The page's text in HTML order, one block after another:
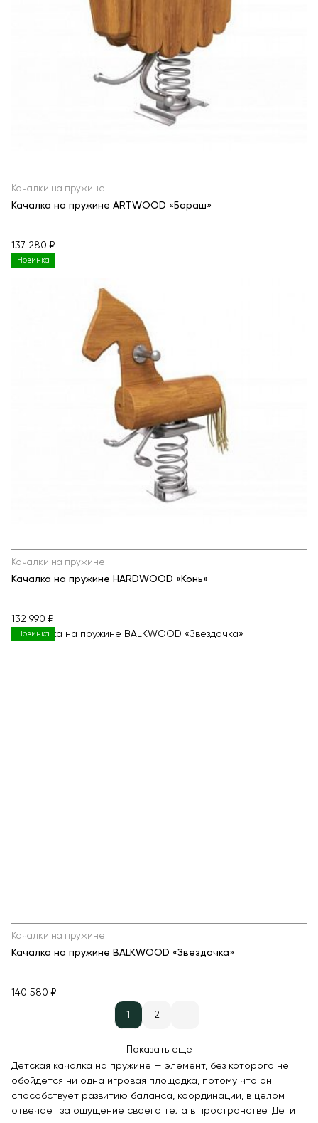
Качалки на пружине
Качалка на пружине ARTWOOD «Бараш»
137 280 ₽
Новинка
Качалки на пружине
Качалка на пружине HARDWOOD «Конь»
132 990 ₽
Новинка
Качалки на пружине
Качалка на пружине BALKWOOD «Звездочка»
140 580 ₽
1 2
Показать еще
Детская качалка на пружине — элемент, без которого не
обойдется ни одна игровая площадка, потому что он
способствует развитию баланса, координации, в целом
отвечает за ощущение своего тела в пространстве. Дети